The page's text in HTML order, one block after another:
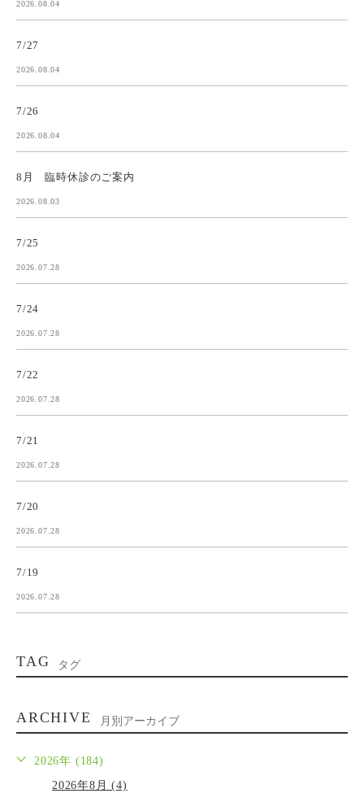
2026.08.04
7/27
2026.08.04
7/26
2026.08.04
8月 臨時休診のご案内
2026.08.03
7/25
2026.07.28
7/24
2026.07.28
7/22
2026.07.28
7/21
2026.07.28
7/20
2026.07.28
7/19
2026.07.28
TAG タグ
ARCHIVE 月別アーカイブ
2026年 (184)
2026年8月 (4)